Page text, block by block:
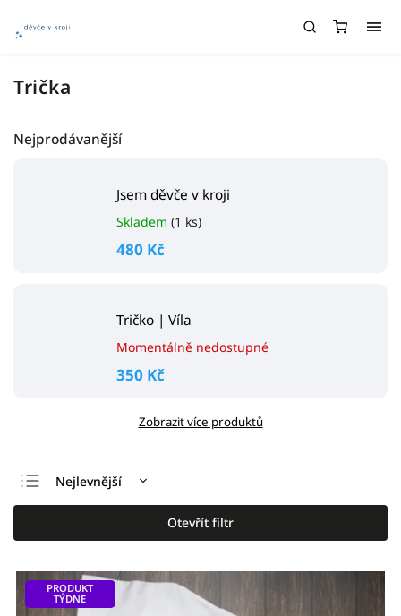
Trička
Nejprodávanější
Jsem děvče v kroji
Skladem (1 ks)
480 Kč
Tričko | Víla
Momentálně nedostupné
350 Kč
Zobrazit více produktů
Nejlevnější
Nejdražší
Nejprodávanější
Otevřít filtr
PRODUKT
TÝDNE